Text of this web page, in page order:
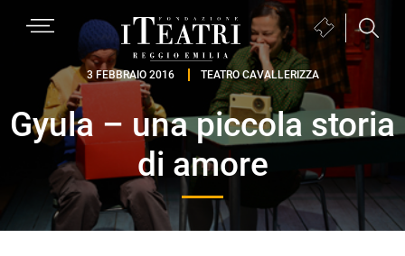
primaria
principale
pagina
MENU
Fondazione
Teatri
Reggio
Emilia
Biglietteria
(si
apre
in
una
nuova
finestra)
3 FEBBRAIO 2016 TEATRO CAVALLERIZZA
Gyula – una piccola storia
di amore